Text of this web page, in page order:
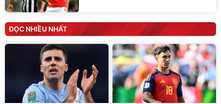
ĐỌC NHIỀU NHẤT